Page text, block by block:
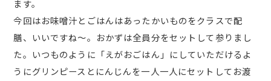
ます。
今回はお味噌汁とごはんはあったかいものをクラスで配
膳、いいですね～。おかずは全員分をセットして参りまし
た。いつものように「えがおごはん」にしていただけるよ
うにグリンピースとにんじんを一人一人にセットしてお渡